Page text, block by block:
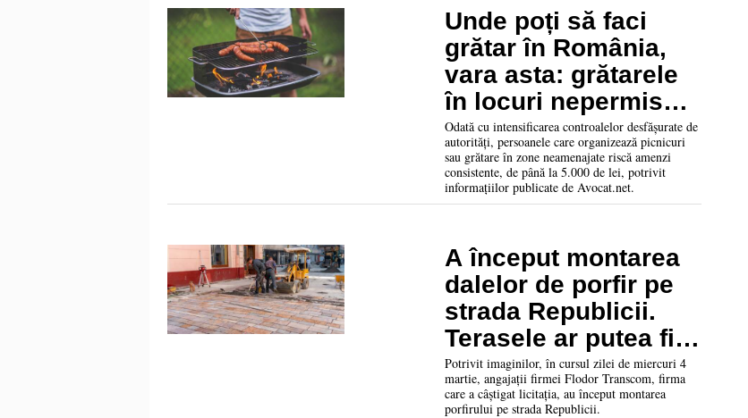
Unde poți să faci
grătar în România,
vara asta: grătarele
în locuri nepermise
aduc amenzi de până
la 5.000 de lei
Odată cu intensificarea controalelor desfășurate de
autorități, persoanele care organizează picnicuri
sau grătare în zone neamenajate riscă amenzi
consistente, de până la 5.000 de lei, potrivit
informațiilor publicate de Avocat.net.
A început montarea
dalelor de porfir pe
strada Republicii.
Terasele ar putea fi
amplasate la loc
vara aceasta
Potrivit imaginilor, în cursul zilei de miercuri 4
martie, angajații firmei Flodor Transcom, firma
care a câștigat licitația, au început montarea
porfirului pe strada Republicii.